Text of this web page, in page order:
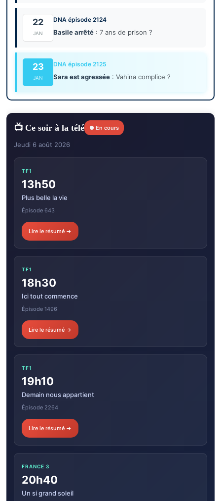
22
JAN
DNA épisode 2124
Basile arrêté : 7 ans de prison ?
23
JAN
DNA épisode 2125
Sara est agressée : Vahina complice ?
📺 Ce soir à la télé ● En cours
Jeudi 6 août 2026
TF1
13h50
Plus belle la vie
Épisode 643
Lire le résumé →
TF1
18h30
Ici tout commence
Épisode 1496
Lire le résumé →
TF1
19h10
Demain nous appartient
Épisode 2264
Lire le résumé →
FRANCE 3
20h40
Un si grand soleil